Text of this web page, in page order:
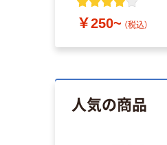
￥250~ （税込）
人気の商品